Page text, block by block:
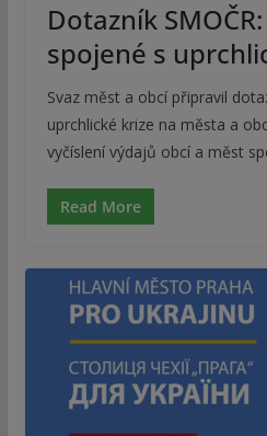
Dotazník
spojené s
Svaz měst a obcí připravil
uprchlické krize na města a
vyčíslení výdajů obcí a měst
Read More